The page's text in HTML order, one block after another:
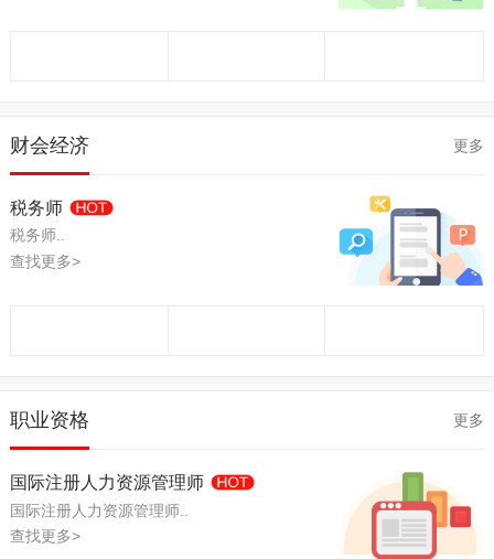
财会经济 更多
税务师
税务师..
查找更多>
职业资格 更多
国际注册人力资源管理师
国际注册人力资源管理师..
查找更多>